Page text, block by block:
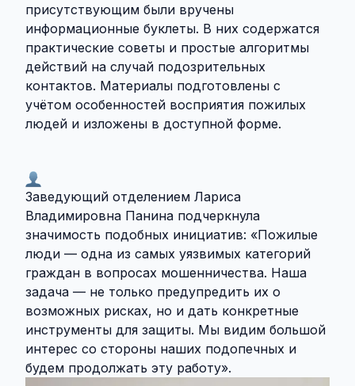
присутствующим были вручены
информационные буклеты. В них содержатся
практические советы и простые алгоритмы
действий на случай подозрительных
контактов. Материалы подготовлены с
учётом особенностей восприятия пожилых
людей и изложены в доступной форме.
Заведующий отделением Лариса
Владимировна Панина подчеркнула
значимость подобных инициатив: «Пожилые
люди — одна из самых уязвимых категорий
граждан в вопросах мошенничества. Наша
задача — не только предупредить их о
возможных рисках, но и дать конкретные
инструменты для защиты. Мы видим большой
интерес со стороны наших подопечных и
будем продолжать эту работу».